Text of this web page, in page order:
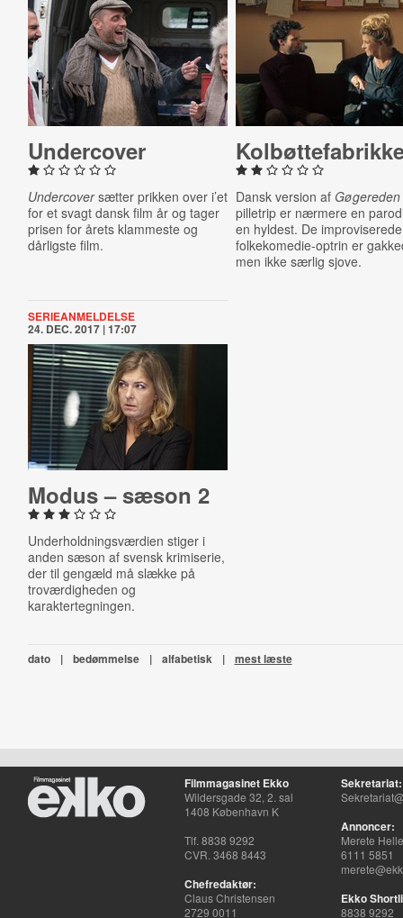
Un­der­cov­er
Undercoversætter prikken over i’et
for et svagt dansk film år og tager
prisen for årets klammeste og
dårligste film.
Dansk version af Gøgereden
pilletrip er nærmere en
en hyldest. De improviserede
folkekomedie-optrin er
men ikke særlig sjove.
SERIEANMELDELSE
24. DEC. 2017 | 17:07
Modus – sæson 2
Underholdningsværdien stiger i
anden sæson af svensk krimiserie,
der til gengæld må slække på
troværdigheden og
karaktertegningen.
dato | bedømmelse | alfabetisk | mest læste
Filmmagasinet Ekko
Wildersgade 32, 2. sal
1408 København K
Tlf. 8838 9292
CVR. 3468 8443
Chefredaktør:
Claus Christensen
2729 0011
Sekretariat:
Annoncer:
Merete
6111 5851
Ekko
8838 9292